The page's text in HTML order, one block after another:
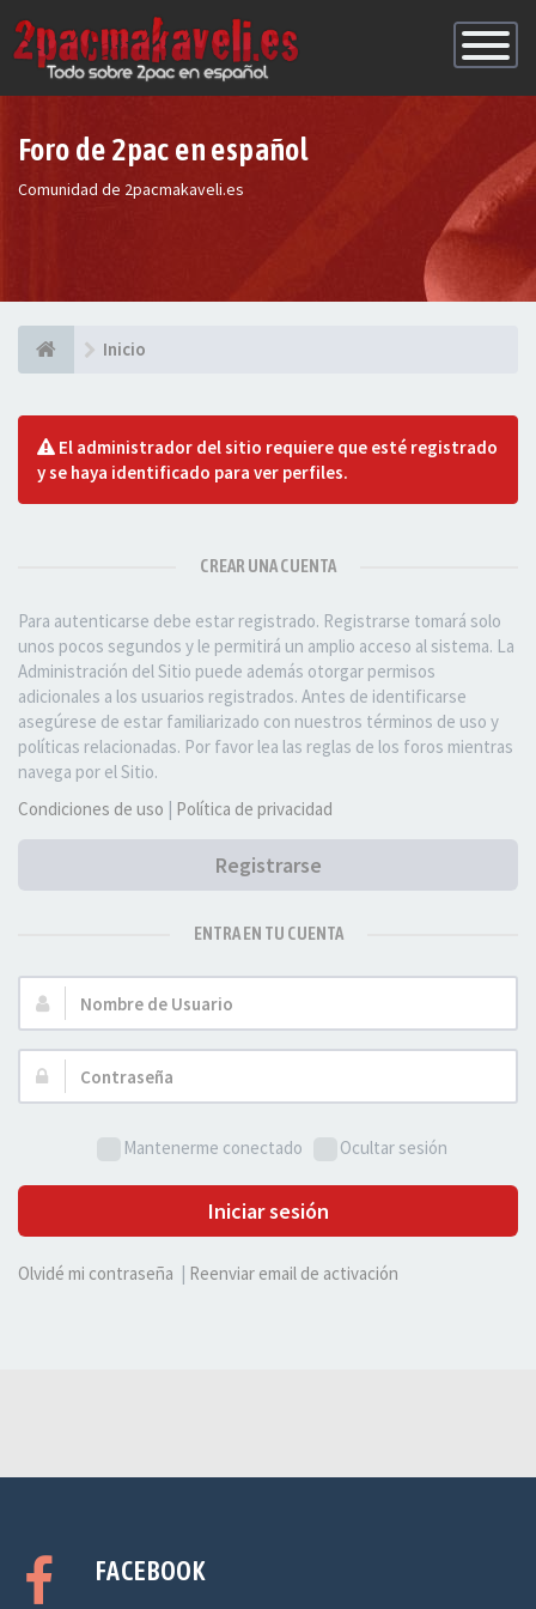
de
Foro de 2pac en español
Comunidad de 2pacmakaveli.es
Inicio
El administrador del sitio requiere que esté registrado
y se haya identificado para ver perfiles.
CREAR UNA CUENTA
Para autenticarse debe estar registrado. Registrarse tomará solo
unos pocos segundos y le permitirá un amplio acceso al sistema. La
Administración del Sitio puede además otorgar permisos
adicionales a los usuarios registrados. Antes de identificarse
asegúrese de estar familiarizado con nuestros términos de uso y
políticas relacionadas. Por favor lea las reglas de los foros mientras
navega por el Sitio.
Condiciones de uso | Política de privacidad
Registrarse
ENTRA EN TU CUENTA
Nombre
de
Usuario:
Contraseña:
Mantenerme conectado Ocultar sesión
Iniciar sesión
Olvidé mi contraseña Reenviar email de activación
FACEBOOK